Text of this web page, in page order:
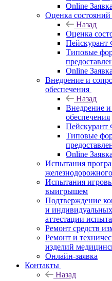
Online Заявка
Оценка
Назад
Оценка
Типовые
Online Заявка
Внедрение и
обеспечения
Назад
Внедрение
обеспечения
Типовые
Online Заявка
Испытания
Испытания
выигрышем
Подтверждение
и
аттестации
Ремонт средств
Ремонт и
изделий
Онлайн-заявка
Контакты
Назад